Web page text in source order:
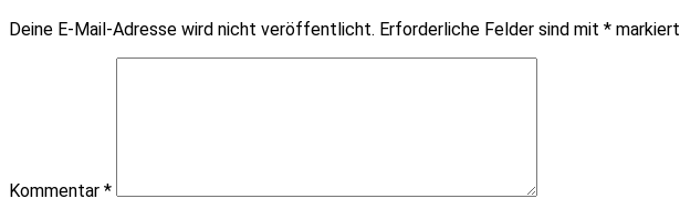
Deine E-Mail-Adresse wird nicht veröffentlicht. Erforderliche Felder sind mit * markiert
Kommentar *